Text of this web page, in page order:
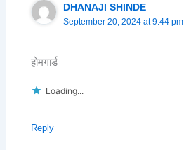
DHANAJI SHINDE
September 20, 2024 at 9:44 pm
होमगार्ड
Loading...
Reply